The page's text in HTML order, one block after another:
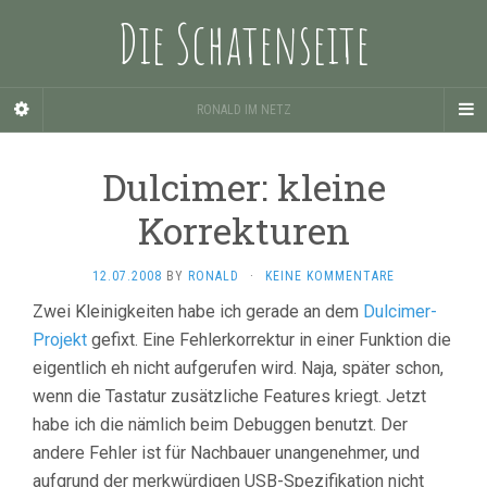
Die Schatenseite
RONALD IM NETZ
Dulcimer: kleine
Korrekturen
12.07.2008 BY RONALD · KEINE KOMMENTARE
Zwei Kleinigkeiten habe ich gerade an dem Dulcimer-
Projekt gefixt. Eine Fehlerkorrektur in einer Funktion die
eigentlich eh nicht aufgerufen wird. Naja, später schon,
wenn die Tastatur zusätzliche Features kriegt. Jetzt
habe ich die nämlich beim Debuggen benutzt. Der
andere Fehler ist für Nachbauer unangenehmer, und
aufgrund der merkwürdigen USB-Spezifikation nicht